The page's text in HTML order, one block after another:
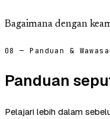
Bagaimana dengan
08 — Panduan &
Panduan
Pelajari lebih dalam